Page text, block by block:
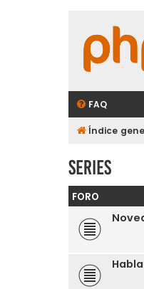
FAQ
Índice
Series
FORO